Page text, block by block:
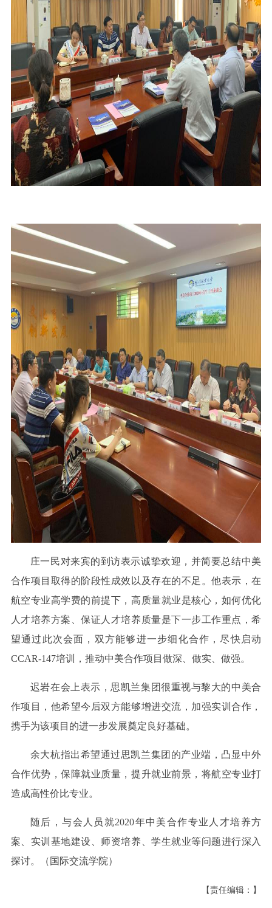
庄一民对来宾的到访表示诚挚欢迎，并简要总结中美
合作项目取得的阶段性成效以及存在的不足。他表示，在
航空专业高学费的前提下，高质量就业是核心，如何优化
人才培养方案、保证人才培养质量是下一步工作重点，希
望通过此次会面，双方能够进一步细化合作，尽快启动
CCAR-147培训，推动中美合作项目做深、做实、做强。
迟岩在会上表示，思凯兰集团很重视与黎大的中美合
作项目，他希望今后双方能够增进交流，加强实训合作，
携手为该项目的进一步发展奠定良好基础。
余大杭指出希望通过思凯兰集团的产业端，凸显中外
合作优势，保障就业质量，提升就业前景，将航空专业打
造成高性价比专业。
随后，与会人员就2020年中美合作专业人才培养方
案、实训基地建设、师资培养、学生就业等问题进行深入
探讨。
（国际交流学院）
【责任编辑：】